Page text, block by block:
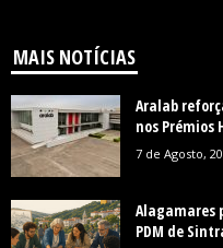
MAIS NOTÍCIAS
Aralab
nos Prémios
7 de Agosto,
Alagamares
PDM de